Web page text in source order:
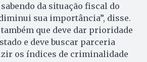
da situação fiscal do
sua importância”, disse.
que deve dar prioridade
e deve buscar parceria
os índices de criminalidade